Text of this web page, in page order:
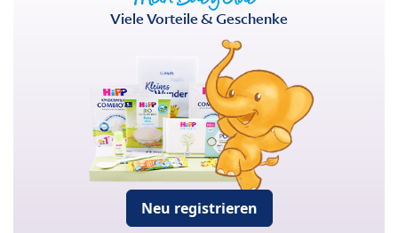
Viele Vorteile & Geschenke
Neu registrieren